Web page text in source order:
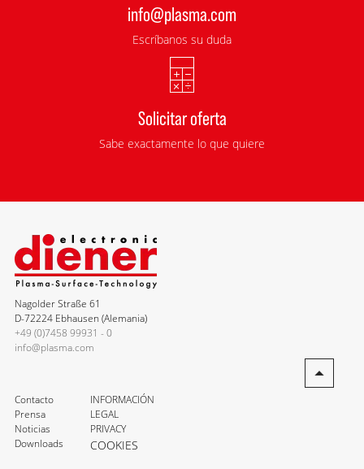
info@plasma.com
Escríbanos su duda
Solicitar oferta
Sabe exactamente lo que quiere
Nagolder Straße 61
D-72224 Ebhausen (Alemania)
+49 (0)7458 99931 - 0
info@plasma.com
Contacto
Prensa
Noticias
Downloads
INFORMACIÓN
LEGAL
PRIVACY
COOKIES